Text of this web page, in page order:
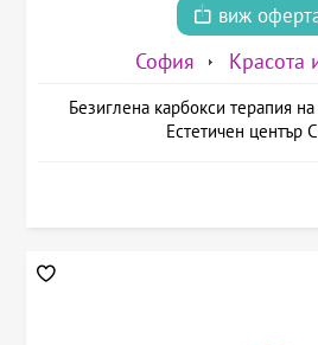
виж
София Красота
Безиглена карбокси терапия
Естетичен център